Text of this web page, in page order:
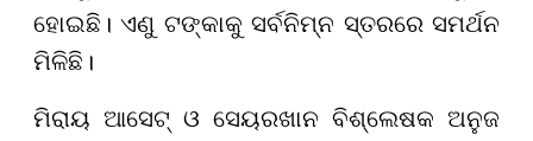
ହୋଇଛି। ଏଣୁ ଟଙ୍କାକୁ ସର୍ବନିମ୍ନ ସ୍ତରରେ ସମର୍ଥନ
ମିଳିଛି।
ମିରାୟ ଆସେଟ୍ ଓ ସେୟରଖାନ ବିଶ୍ଲେଷକ ଅନୁଜ